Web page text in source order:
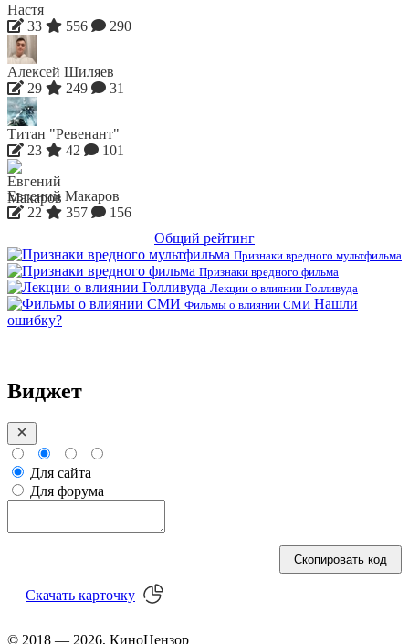
Настя
33
556 290
Алексей Шиляев
29
249 31
Титан "Ревенант"
23
42 101
Евгений Макаров
22
357
156
Общий рейтинг
Признаки вредного мультфильма
Признаки вредного фильма
Лекции о влиянии Голливуда
Фильмы о влиянии СМИ Нашли
ошибку?
Виджет
Для сайта
Для форума
Скопировать код
Скачать карточку
© 2018 — 2026, КиноЦензор